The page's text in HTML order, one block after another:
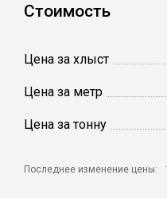
Столбы
Стоимость
Цена за хлыст
Цена за метр
Цена за тонну
Последнее изменение цены: